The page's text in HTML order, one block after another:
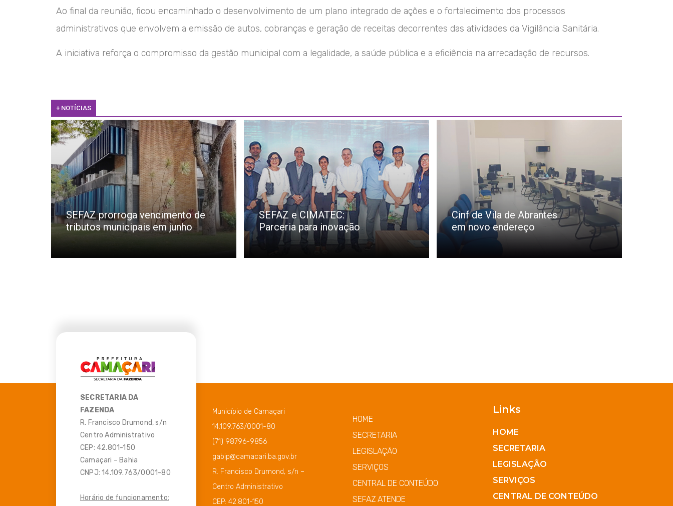
Ao final da reunião, ficou encaminhado o desenvolvimento de um plano integrado de ações e o fortalecimento dos processos
administrativos que envolvem a emissão de autos, cobranças e geração de receitas decorrentes das atividades da Vigilância Sanitária.
A iniciativa reforça o compromisso da gestão municipal com a legalidade, a saúde pública e a eficiência na arrecadação de recursos.
+ NOTÍCIAS
SEFAZ prorroga vencimento de
tributos municipais em junho
SEFAZ e CIMATEC:
Parceria para inovação
Cinf de Vila de Abrantes
em novo endereço
SECRETARIA DA
FAZENDA
R. Francisco Drumond, s/n
Centro Administrativo
CEP: 42.801-150
Camaçari – Bahia
CNPJ: 14.109.763/0001-80
Horário de funcionamento:
Município de Camaçari
14.109.763/0001-80
(71) 98796-9856
gabip@camacari.ba.gov.br
R. Francisco Drumond, s/n –
Centro Administrativo
CEP: 42.801-150
HOME
SECRETARIA
LEGISLAÇÃO
SERVIÇOS
CENTRAL DE CONTEÚDO
SEFAZ ATENDE
Links
HOME
SECRETARIA
LEGISLAÇÃO
SERVIÇOS
CENTRAL DE CONTEÚDO